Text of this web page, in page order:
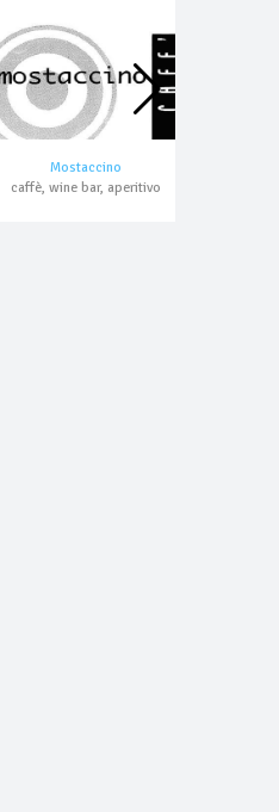
Mostaccino
caffè, wine bar, aperitivo